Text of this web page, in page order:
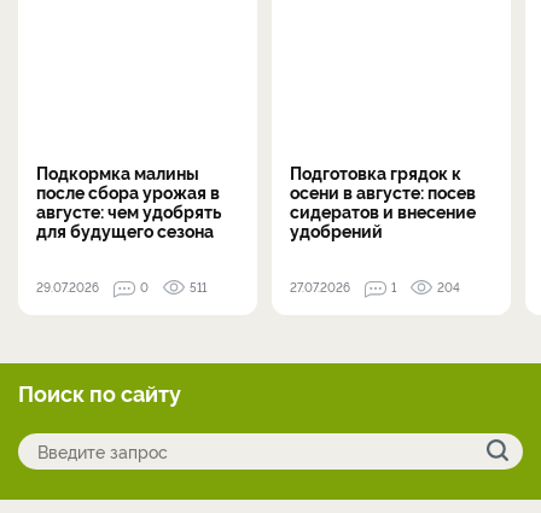
Подкормка малины
после сбора урожая в
августе: чем удобрять
для будущего сезона
29.07.2026 0 511
Подготовка грядок к
осени в августе: посев
сидератов и внесение
удобрений
27.07.2026 1 204
Поиск по сайту